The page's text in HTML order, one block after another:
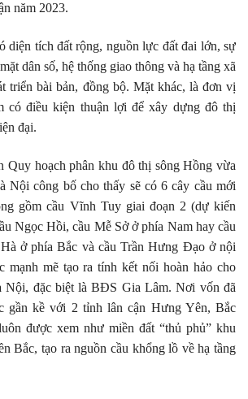
năm 2023.
diện tích đất rộng, nguồn lực đất đai lớn, sự
dân số, hệ thống giao thông và hạ tầng xã
triển bài bản, đồng bộ. Mặt khác, là đơn vị
có điều kiện thuận lợi để xây dựng đô thị
đại.
Quy hoạch phân khu đô thị sông Hồng vừa
Nội công bố cho thấy sẽ có 6 cây cầu mới
gồm cầu Vĩnh Tuy giai đoạn 2 (dự kiến
Ngọc Hồi, cầu Mễ Sở ở phía Nam hay cầu
ở phía Bắc và cầu Trần Hưng Đạo ở nội
mẽ tạo ra tính kết nối hoàn hảo cho
đặc biệt là BĐS Gia Lâm. Nơi vốn đã
gần kề với 2 tỉnh lân cận Hưng Yên, Bắc
được xem như miền đất “thủ phủ” khu
Bắc, tạo ra nguồn cầu khổng lồ về hạ tầng